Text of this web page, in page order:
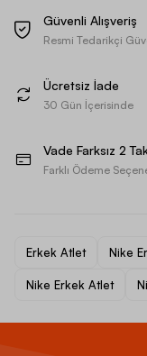
Güvenli Alışveriş
Resmi Tedarikçi
Ücretsiz İade
30 Gün İçerisinde
Vade Farksız 2
Farklı Ödeme
Erkek Atlet Nike
Nike Erkek Atlet